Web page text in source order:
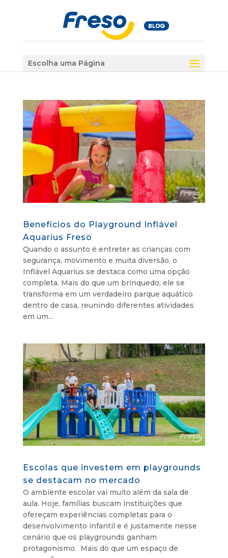
Escolha uma Página
Benefícios do Playground Inflável
Aquarius Freso
Quando o assunto é entreter as crianças com
segurança, movimento e muita diversão, o
Inflável Aquarius se destaca como uma opção
completa. Mais do que um brinquedo, ele se
transforma em um verdadeiro parque aquático
dentro de casa, reunindo diferentes atividades
em um...
Escolas que investem em playgrounds
se destacam no mercado
O ambiente escolar vai muito além da sala de
aula. Hoje, famílias buscam instituições que
ofereçam experiências completas para o
desenvolvimento infantil e é justamente nesse
cenário que os playgrounds ganham
protagonismo. Mais do que um espaço de